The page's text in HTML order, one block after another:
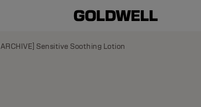
[ARCHIVE] Sensitive Soothing Lotion